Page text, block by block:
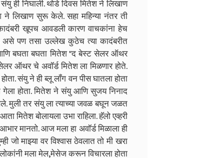
ही निघाली. थोडे दिवस मितेश ने लिखाण
लिखाण सुरू केले. सहा महिन्या नंतर ती
खूपच आवडली कारण वाचकांना हेच
पण तसा उल्लेख कुठेच त्या कादंबरीत
बघता बघता मितेश "द बेस्ट सेलर ऑथर
ऑथर चे अवॉर्ड मितेश ला मिळणार होते.
संयु ने ही ब्लू लॉंग वन पीस घातला होता
गेला होता. मितेश ने संयु आणि सुजय निनाद
मुली तर संयु ला त्याच्या जवळ बघून जळत
मितेश बोलायला उभा राहिला. हॅलो एव्हरी
मानतो. आज मला हा अवॉर्ड मिळाला ही
माझ्या वर विश्वास ठेवलात तो मी खरा
मला मेल,मेसेज करून विचारला होता